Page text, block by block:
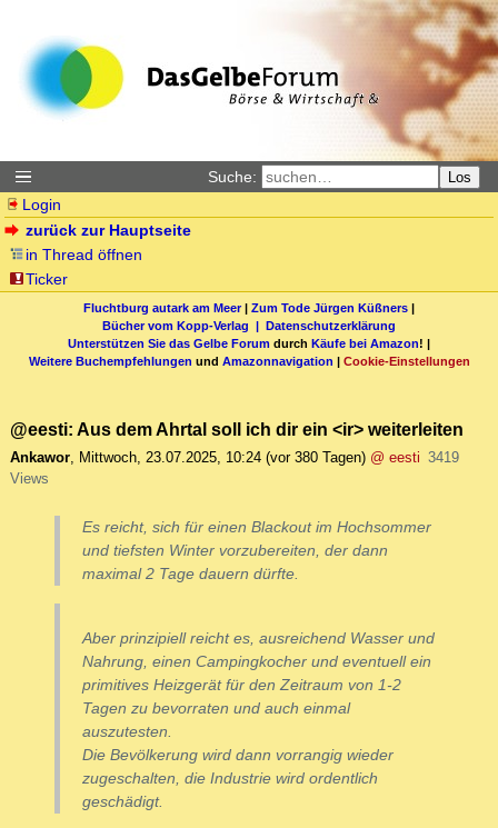
Suche: Los
Login
zurück zur Hauptseite
in Thread öffnen
Ticker
Fluchtburg autark am Meer| Zum Tode Jürgen Küßners |
Bücher vom Kopp-Verlag | Datenschutzerklärung
Unterstützen Sie das Gelbe Forum durch Käufe bei Amazon! |
Weitere Buchempfehlungen und Amazonnavigation | Cookie-Einstellungen
@eesti: Aus dem Ahrtal soll ich dir ein <ir> weiterleiten
Ankawor, Mittwoch, 23.07.2025, 10:24 (vor 380 Tagen) @ eesti 3419
Views
Es reicht, sich für einen Blackout im Hochsommer
und tiefsten Winter vorzubereiten, der dann
maximal 2 Tage dauern dürfte.
Aber prinzipiell reicht es, ausreichend Wasser und
Nahrung, einen Campingkocher und eventuell ein
primitives Heizgerät für den Zeitraum von 1-2
Tagen zu bevorraten und auch einmal
auszutesten.
Die Bevölkerung wird dann vorrangig wieder
zugeschalten, die Industrie wird ordentlich
geschädigt.